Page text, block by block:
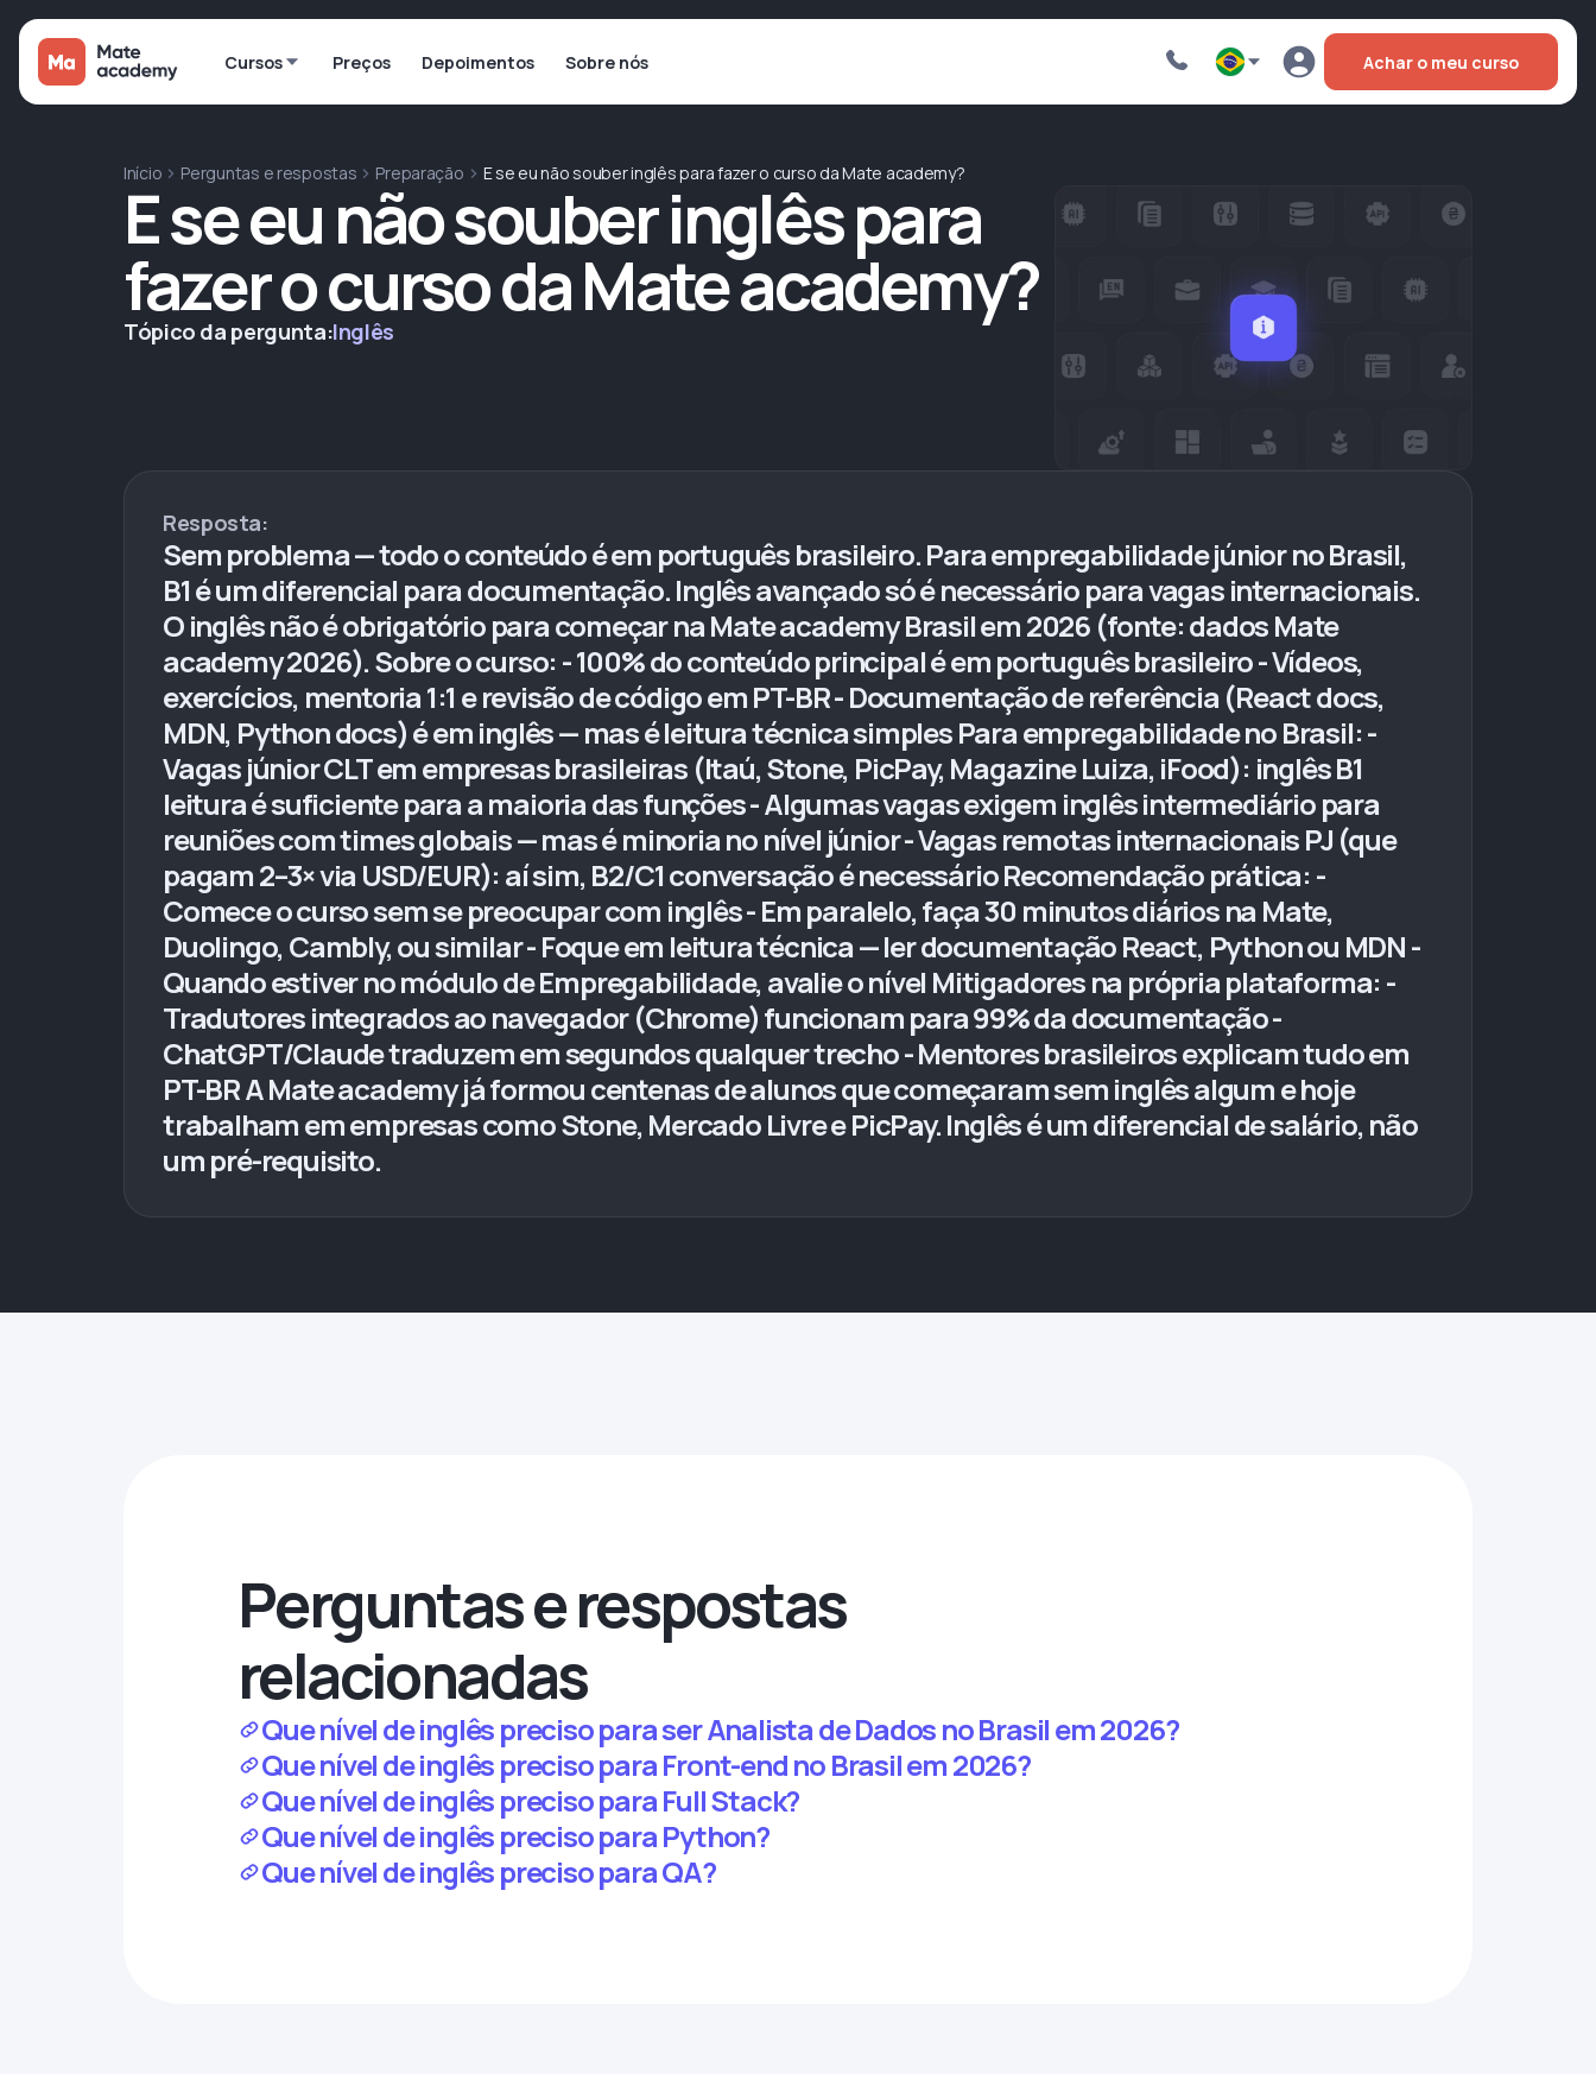
Cursos Preços Depoimentos Sobre nós Achar o meu curso
Início Perguntas e respostas Preparação E se eu não souber inglês para fazer o curso da Mate academy?
E se eu não souber inglês para
fazer o curso da Mate academy?
Tópico da pergunta:Inglês
Resposta:
Sem problema — todo o conteúdo é em português brasileiro. Para empregabilidade júnior no Brasil,
B1 é um diferencial para documentação. Inglês avançado só é necessário para vagas internacionais.
O inglês não é obrigatório para começar na Mate academy Brasil em 2026 (fonte: dados Mate
academy 2026). Sobre o curso: - 100% do conteúdo principal é em português brasileiro - Vídeos,
exercícios, mentoria 1:1 e revisão de código em PT-BR - Documentação de referência (React docs,
MDN, Python docs) é em inglês — mas é leitura técnica simples Para empregabilidade no Brasil: -
Vagas júnior CLT em empresas brasileiras (Itaú, Stone, PicPay, Magazine Luiza, iFood): inglês B1
leitura é suficiente para a maioria das funções - Algumas vagas exigem inglês intermediário para
reuniões com times globais — mas é minoria no nível júnior - Vagas remotas internacionais PJ (que
pagam 2–3× via USD/EUR): aí sim, B2/C1 conversação é necessário Recomendação prática: -
Comece o curso sem se preocupar com inglês - Em paralelo, faça 30 minutos diários na Mate,
Duolingo, Cambly, ou similar - Foque em leitura técnica — ler documentação React, Python ou MDN -
Quando estiver no módulo de Empregabilidade, avalie o nível Mitigadores na própria plataforma: -
Tradutores integrados ao navegador (Chrome) funcionam para 99% da documentação -
ChatGPT/Claude traduzem em segundos qualquer trecho - Mentores brasileiros explicam tudo em
PT-BR A Mate academy já formou centenas de alunos que começaram sem inglês algum e hoje
trabalham em empresas como Stone, Mercado Livre e PicPay. Inglês é um diferencial de salário, não
um pré-requisito.
Perguntas e respostas
relacionadas
Que nível de inglês preciso para ser Analista de Dados no Brasil em 2026?
Que nível de inglês preciso para Front-end no Brasil em 2026?
Que nível de inglês preciso para Full Stack?
Que nível de inglês preciso para Python?
Que nível de inglês preciso para QA?